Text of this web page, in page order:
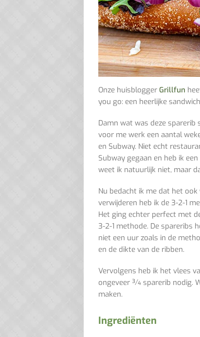
Onze huisblogger Grillfun
you go: een heerlijke
Damn wat was deze sparerib
voor me werk een aantal
en Subway. Niet echt
Subway gegaan en heb ik
weet ik natuurlijk niet, maar
Nu bedacht ik me dat het
verwijderen heb ik de 3-2-1
Het ging echter perfect met
3-2-1 methode. De spareribs
niet een uur zoals in de
en de dikte van de ribben.
Vervolgens heb ik het vlees
ongeveer ¾ sparerib nodig.
maken.
Ingrediënten